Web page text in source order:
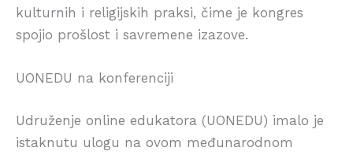
kulturnih i religijskih praksi, čime je kongres
spojio prošlost i savremene izazove.
UONEDU na konferenciji
Udruženje online edukatora (UONEDU) imalo je
istaknutu ulogu na ovom međunarodnom